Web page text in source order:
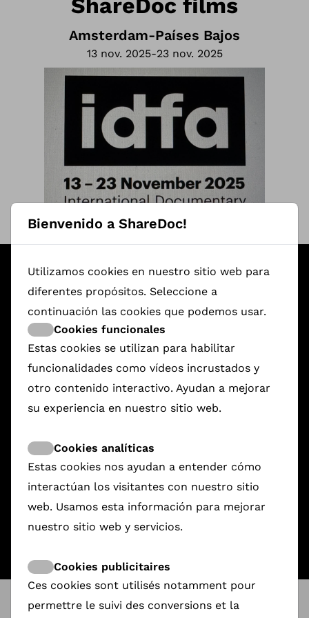
ShareDoc films
Amsterdam-Países Bajos
13 nov. 2025-23 nov. 2025
Featured ShareDoc Documentaries
Rashid, The Boy From Sinjar
2.015,00 €
Redlight to Limelight
1.568,00 €
House of Hope
18.440,03 €
ShareDoc@
Bienvenido a ShareDoc!
Utilizamos cookies en nuestro sitio web para
diferentes propósitos. Seleccione a
continuación las cookies que podemos usar.
Cookies funcionales
Estas cookies se utilizan para habilitar
funcionalidades como vídeos incrustados y
otro contenido interactivo. Ayudan a mejorar
su experiencia en nuestro sitio web.
Cookies analíticas
Estas cookies nos ayudan a entender cómo
interactúan los visitantes con nuestro sitio
web. Usamos esta información para mejorar
nuestro sitio web y servicios.
Cookies publicitaires
Ces cookies sont utilisés notamment pour
permettre le suivi des conversions et la